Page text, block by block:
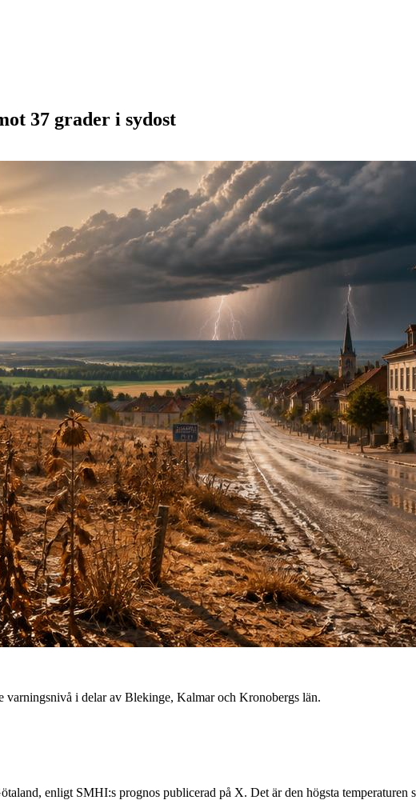
37 grader i sydost
i delar av Blekinge, Kalmar och Kronobergs län.
enligt SMHI:s prognos publicerad på X. Det är den högsta